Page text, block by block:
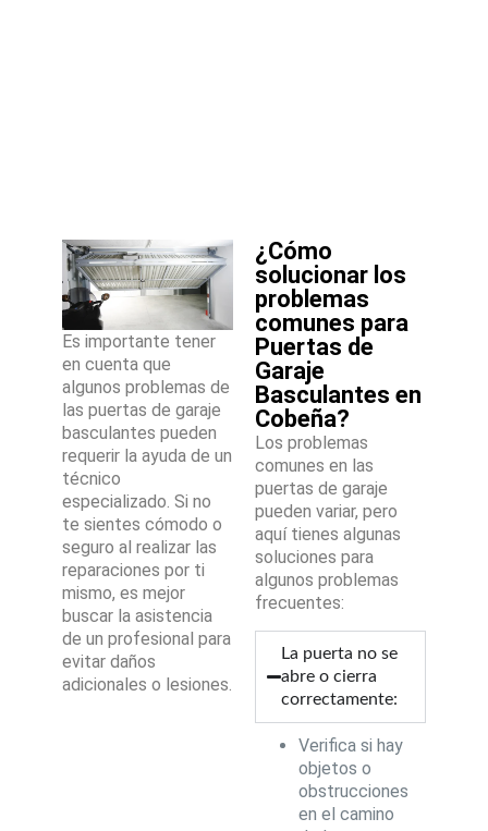
Es importante tener
en cuenta que
algunos problemas de
las puertas de garaje
basculantes pueden
requerir la ayuda de un
técnico
especializado. Si no
te sientes cómodo o
seguro al realizar las
reparaciones por ti
mismo, es mejor
buscar la asistencia
de un profesional para
evitar daños
adicionales o lesiones.
¿Cómo
solucionar los
problemas
comunes para
Puertas de
Garaje
Basculantes en
Cobeña?
Los problemas
comunes en las
puertas de garaje
pueden variar, pero
aquí tienes algunas
soluciones para
algunos problemas
frecuentes:
La puerta no se
abre o cierra
correctamente:
Verifica si hay
objetos o
obstrucciones
en el camino